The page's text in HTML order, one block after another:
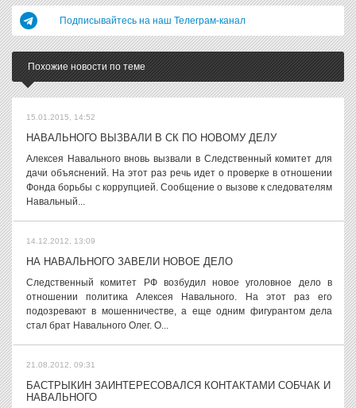
Подписывайтесь на наш Телеграм-канал
Похожие новости по теме
15.01.2015, 14:52
НАВАЛЬНОГО ВЫЗВАЛИ В СК ПО НОВОМУ ДЕЛУ
Алексея Навального вновь вызвали в Следственный комитет для
дачи объяснений. На этот раз речь идет о проверке в отношении
Фонда борьбы с коррупцией. Сообщение о вызове к следователям
Навальный...
14.12.2012, 13:09
НА НАВАЛЬНОГО ЗАВЕЛИ НОВОЕ ДЕЛО
Следственный комитет РФ возбудил новое уголовное дело в
отношении политика Алексея Навального. На этот раз его
подозревают в мошенничестве, а еще одним фигурантом дела
стал брат Навального Олег. О...
21.08.2012, 09:31
БАСТРЫКИН ЗАИНТЕРЕСОВАЛСЯ КОНТАКТАМИ СОБЧАК И
НАВАЛЬНОГО